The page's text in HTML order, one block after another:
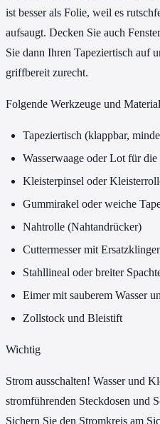
ist besser als Folie, weil es
aufsaugt. Decken Sie auch
Sie dann Ihren Tapeziertisch auf
griffbereit zurecht.
Folgende Werkzeuge und
Tapeziertisch (klappbar,
Wasserwaage oder Lot für
Kleisterpinsel oder
Gummirakel oder weiche
Nahtrolle (Nahtandrücker)
Cuttermesser mit
Stahllineal oder breiter
Eimer mit sauberem Wasser
Zollstock und Bleistift
Wichtig
Strom ausschalten! Wasser und
stromführenden Steckdosen und
Sichern Sie den Stromkreis am